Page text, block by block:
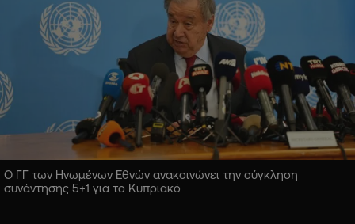
Ο ΓΓ των Ηνωμένων Εθνών ανακοινώνει την σύγκληση
συνάντησης 5+1 για το Κυπριακό